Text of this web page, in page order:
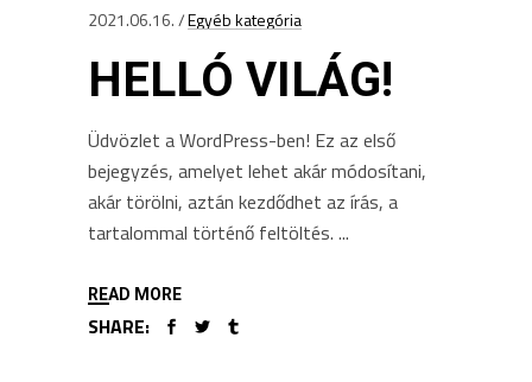
2021.06.16. Egyéb kategória
HELLÓ VILÁG!
Üdvözlet a WordPress-ben! Ez az első
bejegyzés, amelyet lehet akár módosítani,
akár törölni, aztán kezdődhet az írás, a
tartalommal történő feltöltés.
READ MORE
SHARE: